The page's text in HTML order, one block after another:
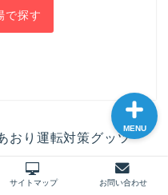
で探す
おり運転対策グッツ
う保険の役割をしま
サイトマップ お問い合わせ
MENU
お問い合わせ